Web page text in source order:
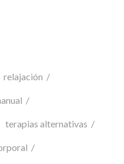
relajación
terapias alternativas